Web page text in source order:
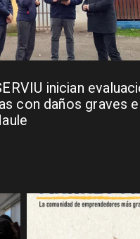
inician
con daños graves